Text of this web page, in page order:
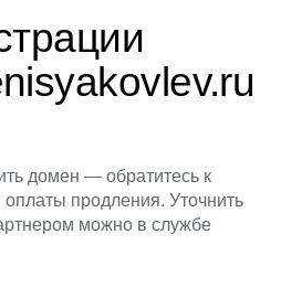
домен — обратитесь к
продления. Уточнить
можно в службе